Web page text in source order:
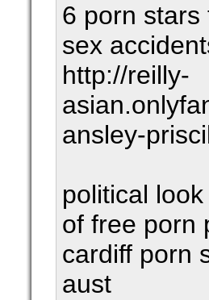
6 porn stars
sex
http://reilly-
ansley-
political
of free porn
cardiff porn
aust